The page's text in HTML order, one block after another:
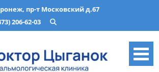
пр-т Московский д.67
206-62-03